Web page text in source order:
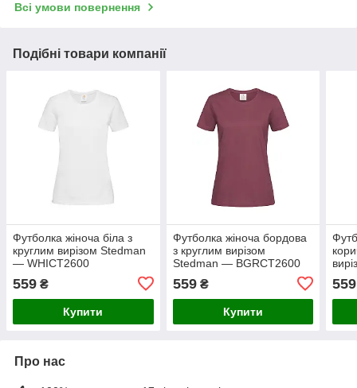
Всі умови повернення
Подібні товари компанії
Футболка жіноча біла з
круглим вирізом Stedman
— WHIСТ2600
559 ₴
Купити
Футболка жіноча бордова
з круглим вирізом
Stedman — BGRСТ2600
559₴
Купити
559
Про нас